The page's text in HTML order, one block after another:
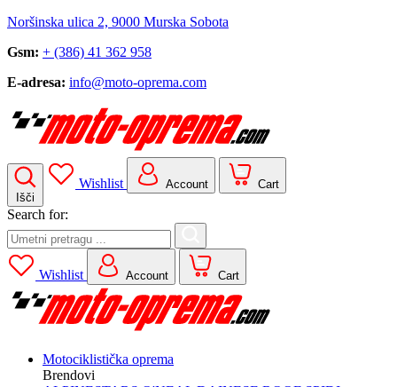
Noršinska ulica 2, 9000 Murska Sobota
Gsm: + (386) 41 362 958
E-adresa: info@moto-oprema.com
Išči
Wishlist Account Cart
Search for:
Wishlist Account Cart
Motociklistička oprema
Brendovi